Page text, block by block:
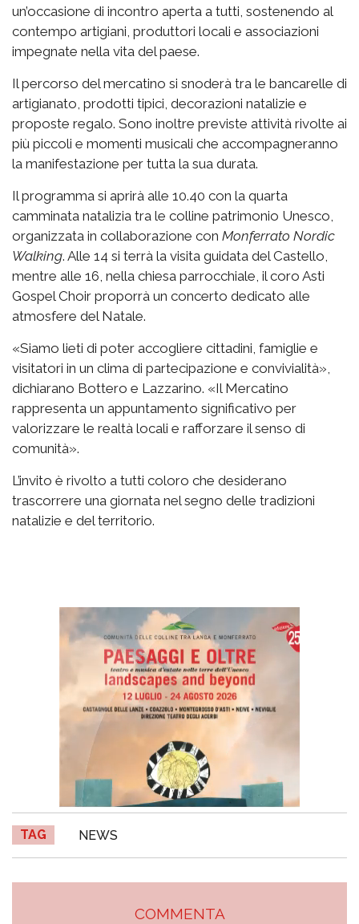
un’occasione di incontro aperta a tutti, sostenendo al
contempo artigiani, produttori locali e associazioni
impegnate nella vita del paese.
Il percorso del mercatino si snoderà tra le bancarelle di
artigianato, prodotti tipici, decorazioni natalizie e
proposte regalo. Sono inoltre previste attività rivolte ai
più piccoli e momenti musicali che accompagneranno
la manifestazione per tutta la sua durata.
Il programma si aprirà alle 10.40 con la quarta
camminata natalizia tra le colline patrimonio Unesco,
organizzata in collaborazione con Monferrato Nordic
Walking. Alle 14 si terrà la visita guidata del Castello,
mentre alle 16, nella chiesa parrocchiale, il coro Asti
Gospel Choir proporrà un concerto dedicato alle
atmosfere del Natale.
«Siamo lieti di poter accogliere cittadini, famiglie e
visitatori in un clima di partecipazione e convivialità»,
dichiarano Bottero e Lazzarino. «Il Mercatino
rappresenta un appuntamento significativo per
valorizzare le realtà locali e rafforzare il senso di
comunità».
L’invito è rivolto a tutti coloro che desiderano
trascorrere una giornata nel segno delle tradizioni
natalizie e del territorio.
TAG NEWS
COMMENTA